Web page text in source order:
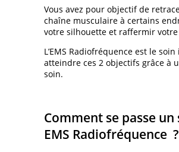
Vous avez pour objectif de
chaîne musculaire à certains
votre silhouette et raffermir votre
L’EMS Radiofréquence est le
atteindre ces 2 objectifs grâce à
soin.
Comment se passe un
EMS Radiofréquence ?